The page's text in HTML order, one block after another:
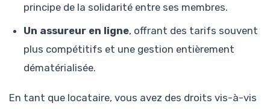
principe de la solidarité entre ses membres.
Un assureur en ligne, offrant des tarifs souvent
plus compétitifs et une gestion entièrement
dématérialisée.
En tant que locataire, vous avez des droits vis-à-vis